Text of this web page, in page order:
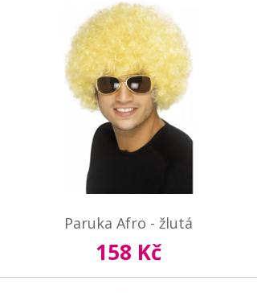
Paruka Afro - žlutá
158 Kč